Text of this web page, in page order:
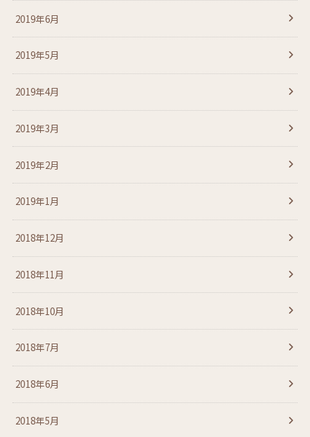
2019年6月
2019年5月
2019年4月
2019年3月
2019年2月
2019年1月
2018年12月
2018年11月
2018年10月
2018年7月
2018年6月
2018年5月